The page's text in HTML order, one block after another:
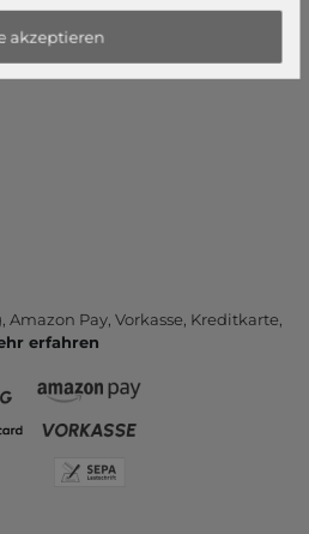
Pay, Vor­kasse, Kredit­karte,
erfahren
akzeptieren